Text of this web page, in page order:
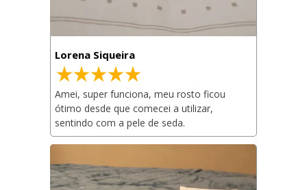
Amei, super funciona, meu rosto ficou
ótimo desde que comecei a utilizar,
sentindo com a pele de seda.
Lorena Siqueira